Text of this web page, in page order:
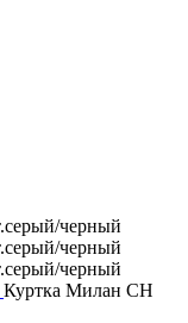
Куртка Милан CH